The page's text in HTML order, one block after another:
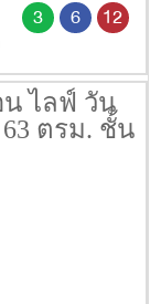
3 6 12
น ไลฟ์ วัน
63 ตรม. ชั้น